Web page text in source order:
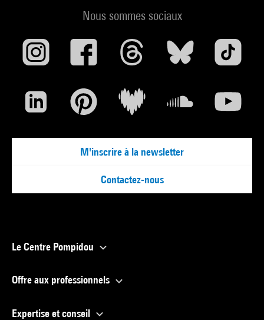
Nous sommes sociaux
M'inscrire à la newsletter
Contactez-nous
Le Centre Pompidou
Offre aux professionnels
Expertise et conseil